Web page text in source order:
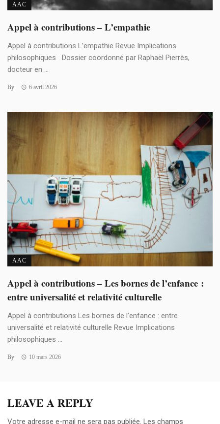
AAC
Appel à contributions – L’empathie
Appel à contributions L’empathie Revue Implications
philosophiques Dossier coordonné par Raphaël Pierrès,
docteur en ...
By 6 avril 2026
AAC
Appel à contributions – Les bornes de l’enfance :
entre universalité et relativité culturelle
Appel à contributions Les bornes de l’enfance : entre
universalité et relativité culturelle Revue Implications
philosophiques ...
By 10 mars 2026
LEAVE A REPLY
Votre adresse e-mail ne sera pas publiée. Les champs